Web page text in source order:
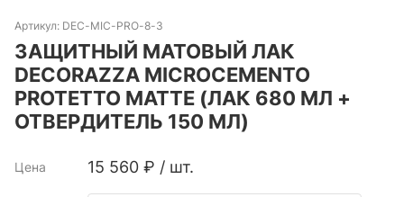
Артикул: DEC-MIC-PRO-8-3
ЗАЩИТНЫЙ МАТОВЫЙ ЛАК
DECORAZZA MICROCEMENTO
PROTETTO MATTE (ЛАК 680 МЛ +
ОТВЕРДИТЕЛЬ 150 МЛ)
Цена 15 560 ₽ / шт.